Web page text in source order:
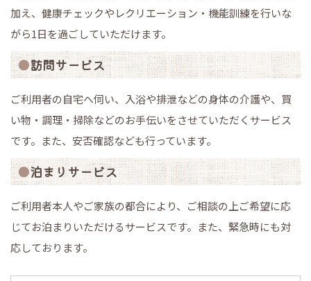
加え、健康チェックやレクリエーション・機能訓練を行いな
がら1日を過ごしていただけます。
訪問サービス
ご利用者の自宅へ伺い、入浴や排泄などの身体の介護や、買
い物・調理・掃除などのお手伝いをさせていただくサービス
です。また、安否確認なども行っています。
泊まりサービス
ご利用者本人やご家族の都合により、ご相談の上ご希望に応
じてお泊まりいただけるサービスです。また、緊急時にも対
応しております。